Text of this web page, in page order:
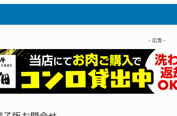
– 広告 –